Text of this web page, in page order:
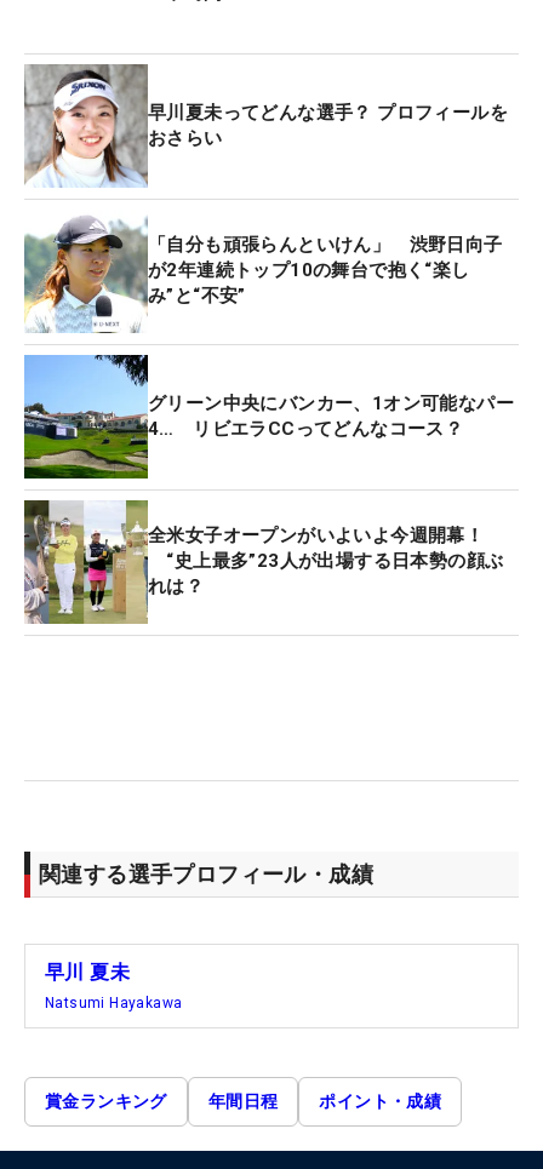
早川夏未ってどんな選手？ プロフィールを
おさらい
「自分も頑張らんといけん」 渋野日向子
が2年連続トップ10の舞台で抱く“楽し
み”と“不安”
グリーン中央にバンカー、1オン可能なパー
4… リビエラCCってどんなコース？
全米女子オープンがいよいよ今週開幕！
“史上最多”23人が出場する日本勢の顔ぶ
れは？
関連する選手プロフィール・成績
早川 夏未
Natsumi Hayakawa
賞金ランキング 年間日程 ポイント・成績